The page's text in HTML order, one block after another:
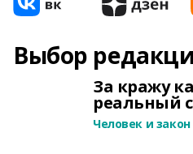
Выбор
За кражу
реальный
Человек и закон